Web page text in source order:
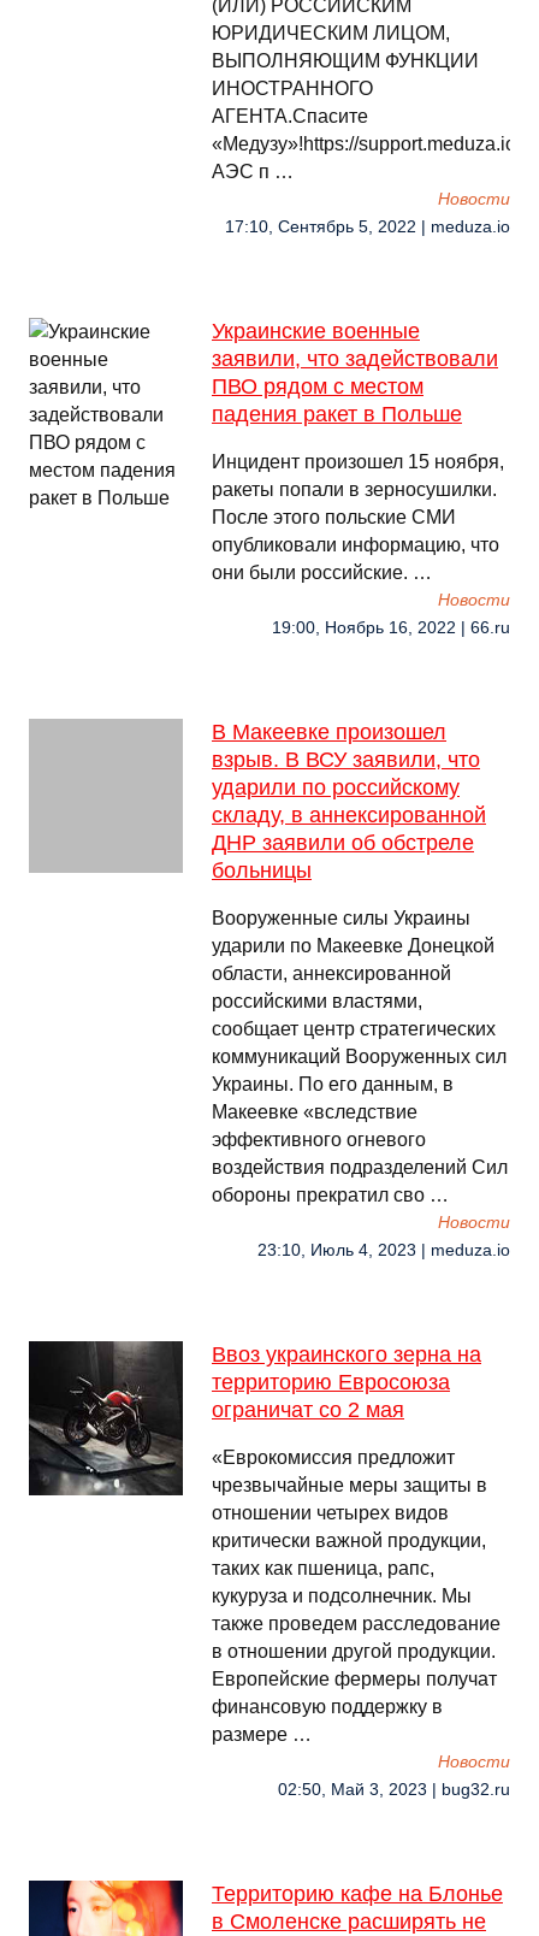
(ИЛИ) РОССИЙСКИМ
ЮРИДИЧЕСКИМ ЛИЦОМ,
ВЫПОЛНЯЮЩИМ ФУНКЦИИ
ИНОСТРАННОГО
АГЕНТА.Спасите
«Медузу»!https://
АЭС п …
Новости
17:10, Сентябрь 5, 2022 | meduza.io
Украинские военные
заявили, что задействовали
ПВО рядом с местом
падения ракет в Польше
Инцидент произошел 15 ноября,
ракеты попали в зерносушилки.
После этого польские СМИ
опубликовали информацию, что
они были российские. …
Новости
19:00, Ноябрь 16, 2022 | 66.ru
В Макеевке произошел
взрыв. В ВСУ заявили, что
ударили по российскому
складу, в аннексированной
ДНР заявили об обстреле
больницы
Вооруженные силы Украины
ударили по Макеевке Донецкой
области, аннексированной
российскими властями,
сообщает центр стратегических
коммуникаций Вооруженных сил
Украины. По его данным, в
Макеевке «вследствие
эффективного огневого
воздействия подразделений Сил
обороны прекратил сво …
Новости
23:10, Июль 4, 2023 | meduza.io
Ввоз украинского зерна на
территорию Евросоюза
ограничат со 2 мая
«Еврокомиссия предложит
чрезвычайные меры защиты в
отношении четырех видов
критически важной продукции,
таких как пшеница, рапс,
кукуруза и подсолнечник. Мы
также проведем расследование
в отношении другой продукции.
Европейские фермеры получат
финансовую поддержку в
размере …
Новости
02:50, Май 3, 2023 | bug32.ru
Территорию кафе на Блонье
в Смоленске расширять не